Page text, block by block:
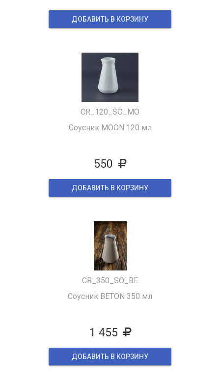
ДОБАВИТЬ В КОРЗИНУ
CR_120_SO_MO
Соусник MOON 120 мл
550
ДОБАВИТЬ В КОРЗИНУ
CR_350_SO_BE
Соусник BETON 350 мл
1 455
ДОБАВИТЬ В КОРЗИНУ